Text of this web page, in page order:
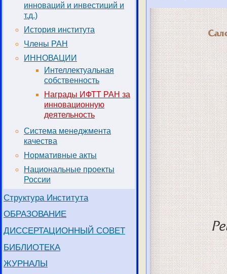
инноваций и инвестиций и
т.д.)
История института
Члены РАН
ИННОВАЦИИ
Интеллектуальная
собственность
Награды ИФТТ РАН за
инновационную
деятельность
Система менеджмента
качества
Нормативные акты
Национальные проекты
России
Структура Института
ОБРАЗОВАНИЕ
ДИССЕРТАЦИОННЫЙ СОВЕТ
БИБЛИОТЕКА
ЖУРНАЛЫ